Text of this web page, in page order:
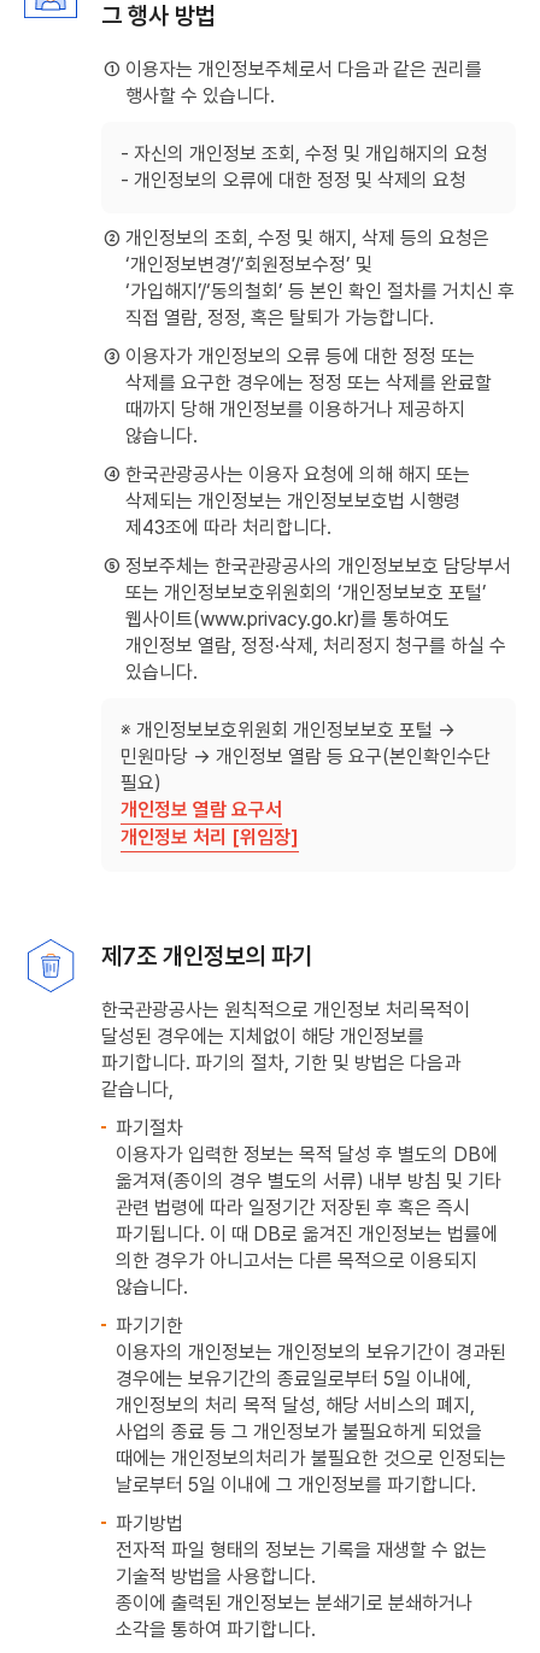
그 행사 방법
① 이용자는 개인정보주체로서 다음과 같은 권리를
행사할 수 있습니다.
- 자신의 개인정보 조회, 수정 및 개입해지의 요청
- 개인정보의 오류에 대한 정정 및 삭제의 요청
② 개인정보의 조회, 수정 및 해지, 삭제 등의 요청은
‘개인정보변경’/‘회원정보수정’ 및
‘가입해지’/‘동의철회’ 등 본인 확인 절차를 거치신 후
직접 열람, 정정, 혹은 탈퇴가 가능합니다.
③ 이용자가 개인정보의 오류 등에 대한 정정 또는
삭제를 요구한 경우에는 정정 또는 삭제를 완료할
때까지 당해 개인정보를 이용하거나 제공하지
않습니다.
④ 한국관광공사는 이용자 요청에 의해 해지 또는
삭제되는 개인정보는 개인정보보호법 시행령
제43조에 따라 처리합니다.
⑤ 정보주체는 한국관광공사의 개인정보보호 담당부서
또는 개인정보보호위원회의 ‘개인정보보호 포털’
웹사이트(www.privacy.go.kr)를 통하여도
개인정보 열람, 정정·삭제, 처리정지 청구를 하실 수
있습니다.
※ 개인정보보호위원회 개인정보보호 포털 →
민원마당 → 개인정보 열람 등 요구(본인확인수단
필요)
개인정보 열람 요구서
개인정보 처리 [위임장]
제7조 개인정보의 파기
한국관광공사는 원칙적으로 개인정보 처리목적이
달성된 경우에는 지체없이 해당 개인정보를
파기합니다. 파기의 절차, 기한 및 방법은 다음과
같습니다,
파기절차
이용자가 입력한 정보는 목적 달성 후 별도의 DB에
옮겨져(종이의 경우 별도의 서류) 내부 방침 및 기타
관련 법령에 따라 일정기간 저장된 후 혹은 즉시
파기됩니다. 이 때 DB로 옮겨진 개인정보는 법률에
의한 경우가 아니고서는 다른 목적으로 이용되지
않습니다.
파기기한
이용자의 개인정보는 개인정보의 보유기간이 경과된
경우에는 보유기간의 종료일로부터 5일 이내에,
개인정보의 처리 목적 달성, 해당 서비스의 폐지,
사업의 종료 등 그 개인정보가 불필요하게 되었을
때에는 개인정보의처리가 불필요한 것으로 인정되는
날로부터 5일 이내에 그 개인정보를 파기합니다.
파기방법
전자적 파일 형태의 정보는 기록을 재생할 수 없는
기술적 방법을 사용합니다.
종이에 출력된 개인정보는 분쇄기로 분쇄하거나
소각을 통하여 파기합니다.